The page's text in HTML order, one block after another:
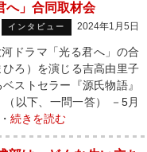
へ」合同取材会
インタビュー 2024年1月5日
ドラマ「光る君へ」の合
ろ）を演じる吉高由里子
ストセラー『源氏物語』
以下、一問一答） －5月
続きを読む